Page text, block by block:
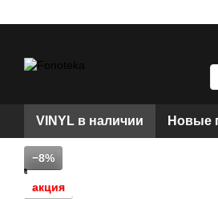
VINYL в наличии Новые
−8%
акция